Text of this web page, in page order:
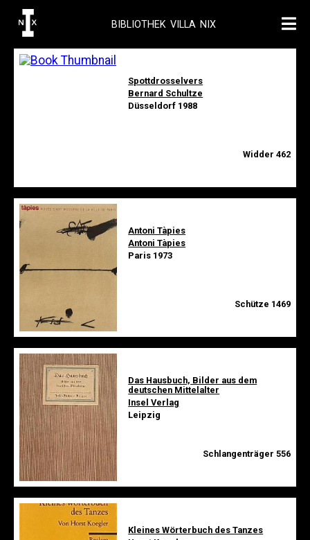
BIBLIOTHEK VILLA NIX
Spottdrosselvers
Bernard Schultze
Düsseldorf 1988
Widder 462
Antoni Tàpies
Antoni Tàpies
Paris 1973
Schütze 1469
Das Hausbuch, Bilder aus dem
deutschen Mittelalter
Insel Verlag
Leipzig
Schlangenträger 556
Kleines Wörterbuch des Tanzes